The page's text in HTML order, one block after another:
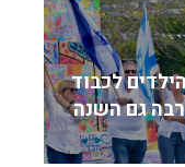
לכבוד